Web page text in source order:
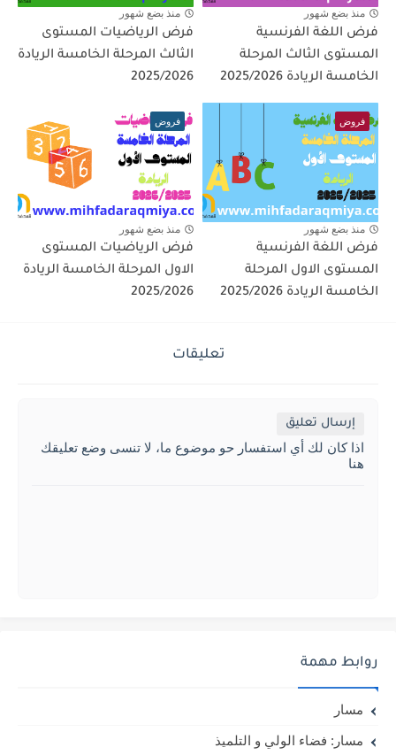
منذ بضع شهور
فرض اللغة الفرنسية
المستوى الثالث المرحلة
الخامسة الريادة 2025/2026
منذ بضع شهور
فرض الرياضيات المستوى
الثالث المرحلة الخامسة الريادة
2025/2026
فروض
منذ بضع شهور
فرض اللغة الفرنسية
المستوى الاول المرحلة
الخامسة الريادة 2025/2026
فروض
منذ بضع شهور
فرض الرياضيات المستوى
الاول المرحلة الخامسة الريادة
2025/2026
تعليقات
إرسال تعليق
اذا كان لك أي استفسار حو موضوع ما، لا تنسى وضع تعليقك
هنا
روابط مهمة
مسار
مسار: فضاء الولي و التلميذ